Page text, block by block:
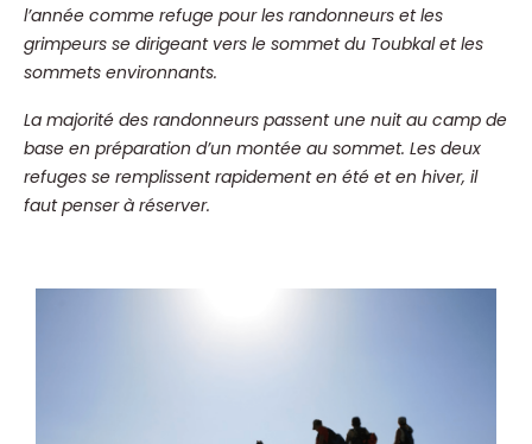
l’année comme refuge pour les randonneurs et les
grimpeurs se dirigeant vers le sommet du Toubkal et les
sommets environnants.
La majorité des randonneurs passent une nuit au camp de
base en préparation d’un montée au sommet. Les deux
refuges se remplissent rapidement en été et en hiver, il
faut penser à réserver.